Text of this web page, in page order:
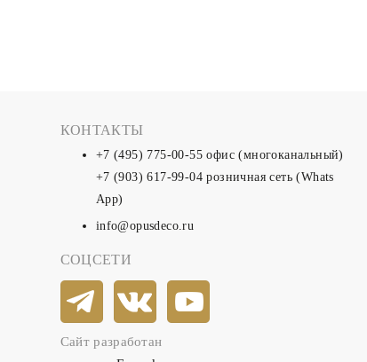
КОНТАКТЫ
+7 (495) 775-00-55 офис (многоканальный)
+7 (903) 617-99-04 розничная сеть (Whats
App)
info@opusdeco.ru
СОЦСЕТИ
Сайт разработан